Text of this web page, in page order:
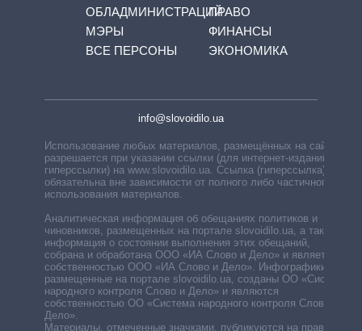
ОБЛАДМИНИСТРАЦИЙ
МЭРЫ
ВСЕ ПЕРСОНЫ
ПРАВО
ФИНАНСЫ
ЭКОНОМИКА
info@slovoidilo.ua
Использование любых материалов, размещённых на сайте,
разрешается при указании ссылки (для интернет-изданий —
гиперссылки) на www.slovoidilo.ua. Ссылка (гиперссылка)
обязательна вне зависимости от полного либо частичного
использования материалов.
Аналитическая информация об обещаниях политиков и
чиновников, размещенных на портале slovoidilo.ua, а также
информация о состоянии выполнения этих обещаний,
собрана и обработана ООО «ИА Слово и Дело» и является
собственностью ООО «ИА Слово и Дело». Инфографики,
размещенные на портале slovoidilo.ua, созданы ОО «Система
народного контроля Слово и Дело» и являются
собственностью ОО «Система народного контроля Слово и
Дело».
Материалы, отмеченные значками, публикуются на правах